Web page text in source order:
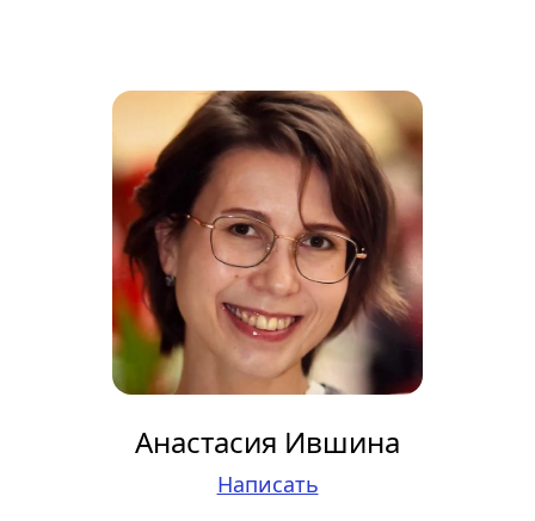
Анастасия Ившина
Написать